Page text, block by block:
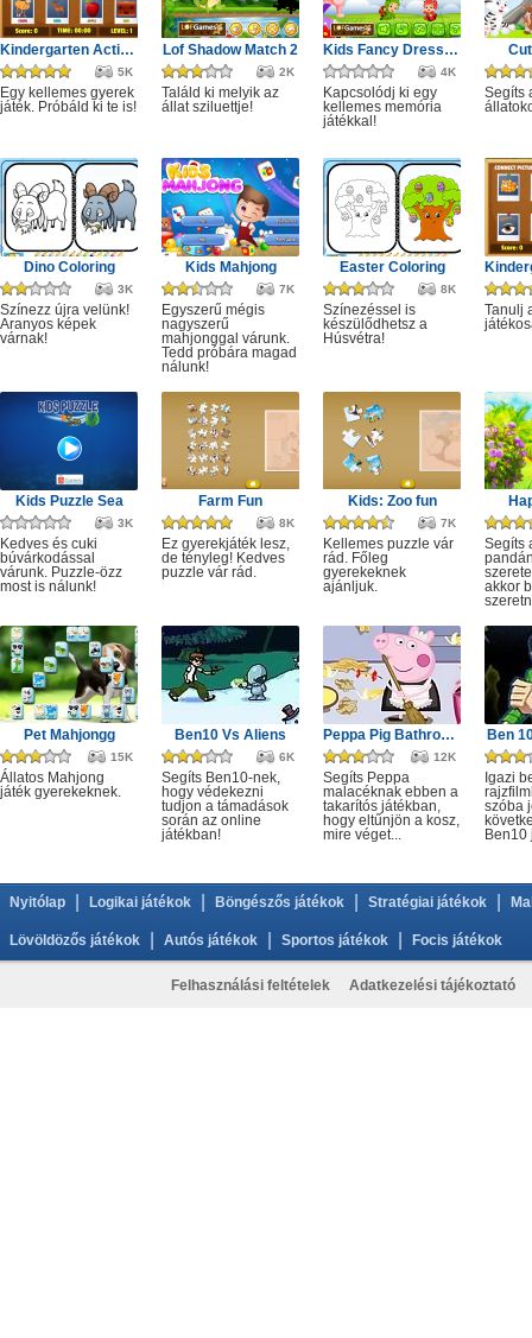
Kindergarten Activity 1
5K
Egy kellemes gyerek
játék. Próbáld ki te is!
Lof Shadow Match 2
2K
Találd ki melyik az
állat sziluettje!
Kids Fancy Dress Memory
4K
Kapcsolódj ki egy
kellemes memória
játékkal!
Segíts
Dino Coloring
3K
Színezz újra velünk!
Aranyos képek
várnak!
Kids Mahjong
7K
Egyszerű mégis
nagyszerű
mahjonggal várunk.
Tedd próbára magad
nálunk!
Easter Coloring
8K
Színezéssel is
készülődhetsz a
Húsvétra!
Tanulj
Kids Puzzle Sea
3K
Kedves és cuki
búvárkodással
várunk. Puzzle-özz
most is nálunk!
Farm Fun
8K
Ez gyerekjáték lesz,
de tényleg! Kedves
puzzle vár rád.
Kids: Zoo fun
7K
Kellemes puzzle vár
rád. Főleg
gyerekeknek
ajánljuk.
Segíts
akkor
Pet Mahjongg
15K
Állatos Mahjong
játék gyerekeknek.
Ben10 Vs Aliens
6K
Segíts Ben10-nek,
hogy védekezni
tudjon a támadások
során az online
játékban!
Peppa Pig Bathroom Cleaning
12K
Segíts Peppa
malacéknak ebben a
takarítós játékban,
hogy eltűnjön a kosz,
mire véget...
Ben
Igazi
szóba
Ben10
Nyitólap Logikai játékok Böngészős játékok Stratégiai játékok
Lövöldözős játékok Autós játékok Sportos játékok Focis játékok
Felhasználási feltételek Adatkezelési tájékoztató